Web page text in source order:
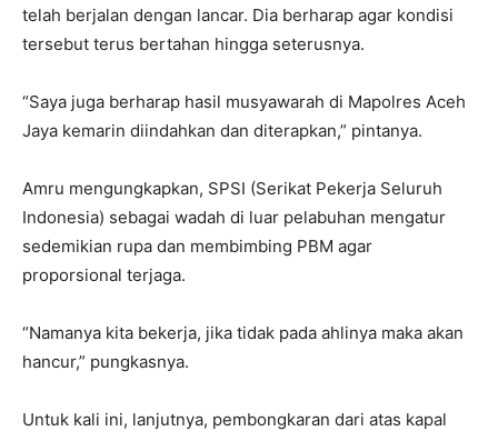
telah berjalan dengan lancar. Dia berharap agar kondisi
tersebut terus bertahan hingga seterusnya.
“Saya juga berharap hasil musyawarah di Mapolres Aceh
Jaya kemarin diindahkan dan diterapkan,” pintanya.
Amru mengungkapkan, SPSI (Serikat Pekerja Seluruh
Indonesia) sebagai wadah di luar pelabuhan mengatur
sedemikian rupa dan membimbing PBM agar
proporsional terjaga.
“Namanya kita bekerja, jika tidak pada ahlinya maka akan
hancur,” pungkasnya.
Untuk kali ini, lanjutnya, pembongkaran dari atas kapal